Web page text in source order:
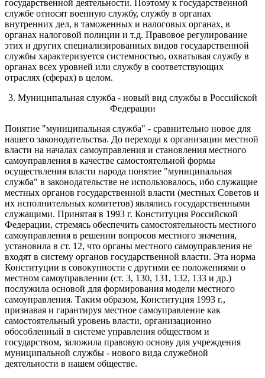
государственной деятельности. Поэтому к государственной
службе относят военную службу, службу в органах
внутренних дел, в таможенных и налоговых органах, в
органах налоговой полиции и т.д. Правовое регулирование
этих и других специализирован­ных видов государственной
службы характеризуется систем­ностью, охватывая службу в
органах всех уровней или службу в соответствующих
отраслях (сферах) в целом.
3. Муниципальная служба - новый вид службы в Российской
Федерации
Понятие "муниципальная служба" - сравнительно новое для
нашего законодательства. До перехода к организации местной
власти на началах самоуправления и становления местного
самоуправления в качестве самостоятельной формы
осуществления власти народа понятие "муниципальная
служба" в законодательстве не использовалось, ибо служащие
местных органов государственной власти (местных Советов и
их исполнительных комитетов) являлись государственными
служащими. Принятая в 1993 г. Конституция Российской
Федерации, стремясь обеспечить самостоятельность местного
самоуправления в решении вопросов местного значения,
установила в ст. 12, что органы местного самоуправления не
входят в систему органов государственной власти. Эта норма
Конституции в совокупности с другими ее положениями о
местном самоуправлении (ст. 3, 130, 131, 132, 133 и др.)
послужила основой для формирования модели местного
самоуправления. Таким образом, Конституция 1993 г.,
признавая и гарантируя местное самоуправление как
самостоятельный уровень власти, организационно
обособленный в системе управления обществом и
государством, заложила правовую основу для учреждения
муниципальной службы - нового вида служебной
деятельности в нашем обществе.